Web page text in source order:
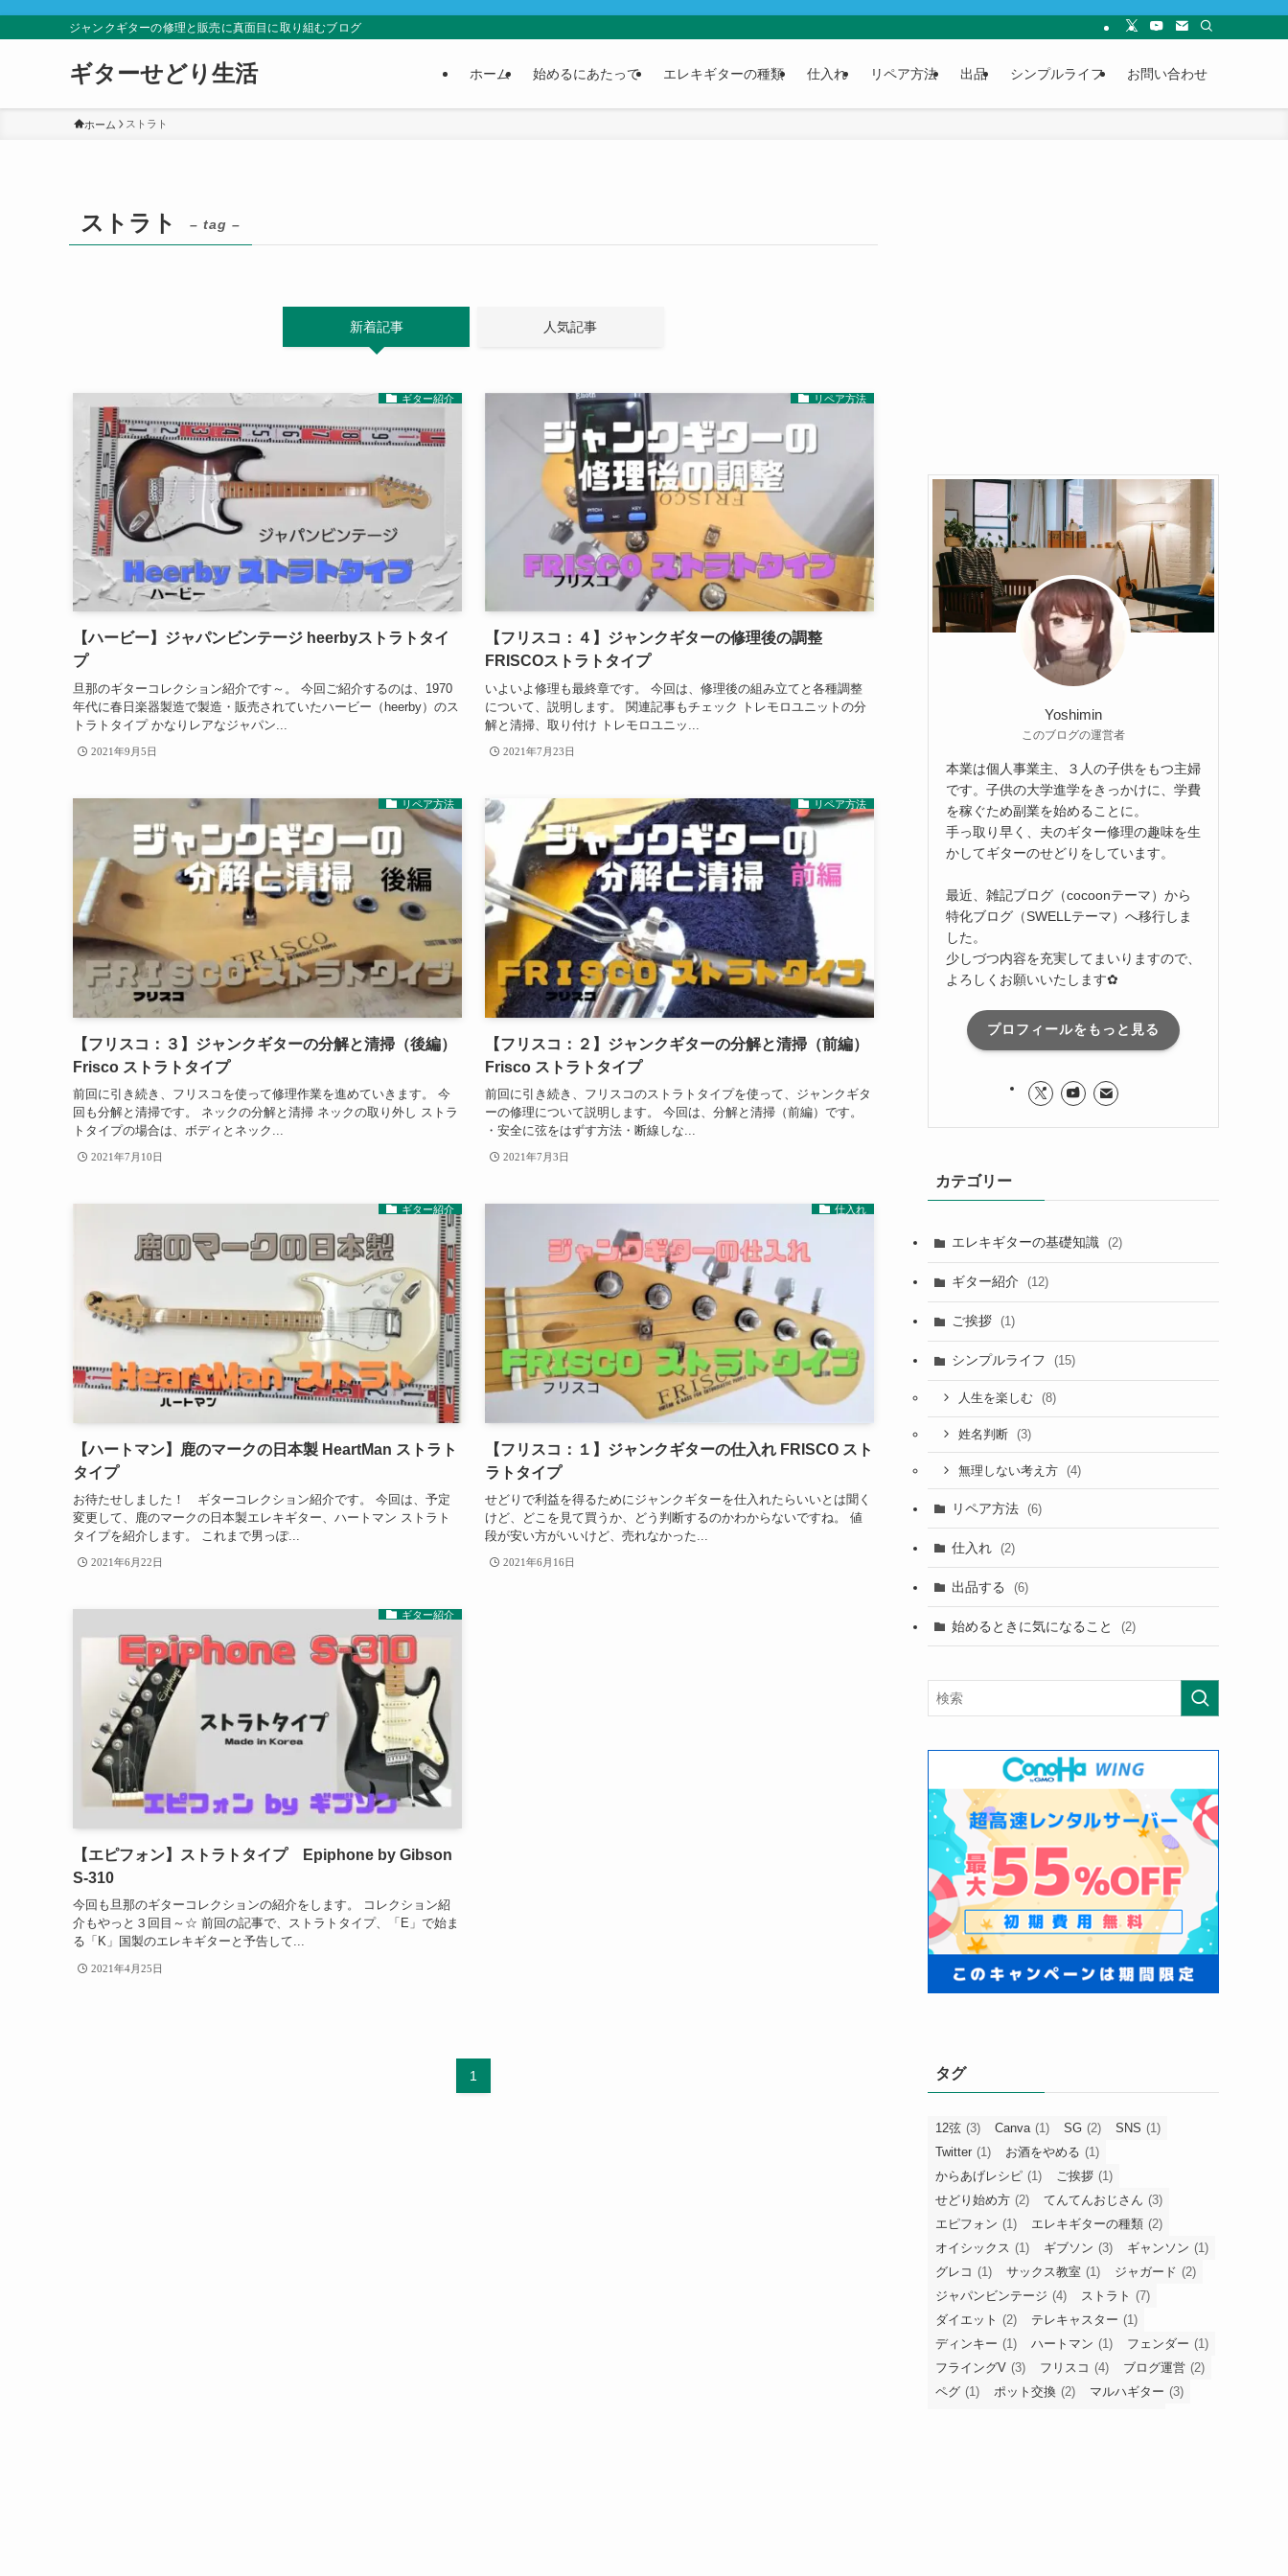
ジャンクギターの修理と販売に真面目に取り組むブログ
ギターせどり生活 ホーム 始めるにあたって エレキギターの種類 仕入れ リペア方法 出品 シンプルライフ お問い合わせ
ホーム ストラト
ストラト – tag –
新着記事 人気記事
ギター紹介
【ハービー】ジャパンビンテージ heerbyストラトタイ
プ
旦那のギターコレクション紹介です～。 今回ご紹介するのは、1970
年代に春日楽器製造で製造・販売されていたハービー（heerby）のス
トラトタイプ かなりレアなジャパン...
2021年9月5日
リペア方法
【フリスコ：４】ジャンクギターの修理後の調整
FRISCOストラトタイプ
いよいよ修理も最終章です。 今回は、修理後の組み立てと各種調整
について、説明します。 関連記事もチェック トレモロユニットの分
解と清掃、取り付け トレモロユニッ...
2021年7月23日
リペア方法
【フリスコ：３】ジャンクギターの分解と清掃（後編）
Frisco ストラトタイプ
前回に引き続き、フリスコを使って修理作業を進めていきます。 今
回も分解と清掃です。 ネックの分解と清掃 ネックの取り外し ストラ
トタイプの場合は、ボディとネック...
2021年7月10日
リペア方法
【フリスコ：２】ジャンクギターの分解と清掃（前編）
Frisco ストラトタイプ
前回に引き続き、フリスコのストラトタイプを使って、ジャンクギタ
ーの修理について説明します。 今回は、分解と清掃（前編）です。
・安全に弦をはずす方法・断線しな...
2021年7月3日
ギター紹介
【ハートマン】鹿のマークの日本製 HeartMan ストラト
タイプ
お待たせしました！ ギターコレクション紹介です。 今回は、予定
変更して、鹿のマークの日本製エレキギター、ハートマン ストラト
タイプを紹介します。 これまで男っぽ...
2021年6月22日
仕入れ
【フリスコ：１】ジャンクギターの仕入れ FRISCO スト
ラトタイプ
せどりで利益を得るためにジャンクギターを仕入れたらいいとは聞く
けど、どこを見て買うか、どう判断するのかわからないですね。 値
段が安い方がいいけど、売れなかった...
2021年6月16日
ギター紹介
【エピフォン】ストラトタイプ Epiphone by Gibson
S-310
今回も旦那のギターコレクションの紹介をします。 コレクション紹
介もやっと３回目～☆ 前回の記事で、ストラトタイプ、「E」で始ま
る「K」国製のエレキギターと予告して...
2021年4月25日
1
Yoshimin
このブログの運営者
本業は個人事業主、３人の子供をもつ主婦
です。子供の大学進学をきっかけに、学費
を稼ぐため副業を始めることに。
手っ取り早く、夫のギター修理の趣味を生
かしてギターのせどりをしています。
最近、雑記ブログ（cocoonテーマ）から
特化ブログ（SWELLテーマ）へ移行しま
した。
少しづつ内容を充実してまいりますので、
よろしくお願いいたします✿
プロフィールをもっと見る
カテゴリー
エレキギターの基礎知識 (2)
ギター紹介 (12)
ご挨拶 (1)
シンプルライフ (15)
人生を楽しむ (8)
姓名判断 (3)
無理しない考え方 (4)
リペア方法 (6)
仕入れ (2)
出品する (6)
始めるときに気になること (2)
タグ
12弦 (3) Canva (1) SG (2) SNS (1)
Twitter (1) お酒をやめる (1)
からあげレシピ (1) ご挨拶 (1)
せどり始め方 (2) てんてんおじさん (3)
エピフォン (1) エレキギターの種類 (2)
オイシックス (1) ギブソン (3) ギャンソン (1)
グレコ (1) サックス教室 (1) ジャガード (2)
ジャパンビンテージ (4) ストラト (7)
ダイエット (2) テレキャスター (1)
ディンキー (1) ハートマン (1) フェンダー (1)
フライングV (3) フリスコ (4) ブログ運営 (2)
ペグ (1) ポット交換 (2) マルハギター (3)